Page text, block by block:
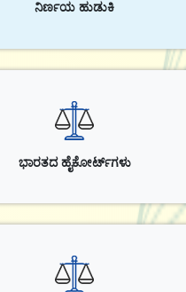
ನಿರ್ಣಯ ಹುಡುಕಿ
ಭಾರತದ ಹೈಕೋರ್ಟ್‌ಗಳು